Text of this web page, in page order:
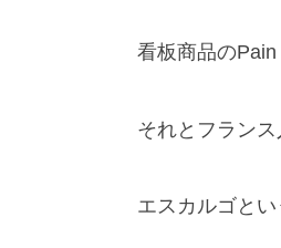
看板商品の
それとフラン
エスカルゴと